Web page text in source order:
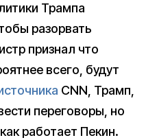
Трампа
разорвать
признал что
всего, будут
CNN, Трамп,
переговоры, но
работает Пекин.